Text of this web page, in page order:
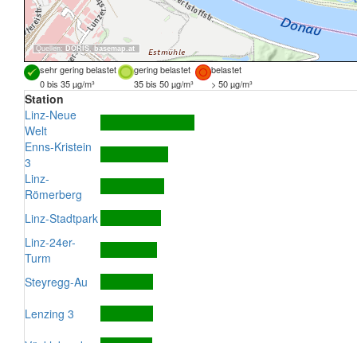
Quellen: DORIS, basemap.at
sehr gering belastet gering belastet
belastet
0 bis 35 µg/m³
35 bis 50 µg/m³ > 50 µg/m³
Station
Linz-Neue
Welt
Enns-Kristein
3
Linz-
Römerberg
Linz-Stadtpark
Linz-24er-
Turm
Steyregg-Au
Lenzing 3